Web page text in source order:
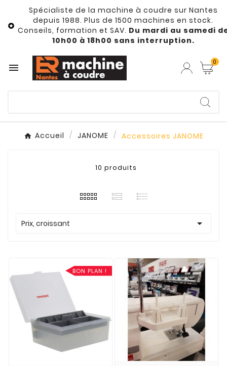

Spécialiste de la machine à coudre sur Nantes
depuis 1988. Plus de 1500 machines en stock.
Conseils, formation et SAV. Du mardi au samedi
10h00 à 18h00 sans interruption.
 0
Accueil JANOME Accessoires JANOME
10 produits
Prix, croissant 
BON PLAN !